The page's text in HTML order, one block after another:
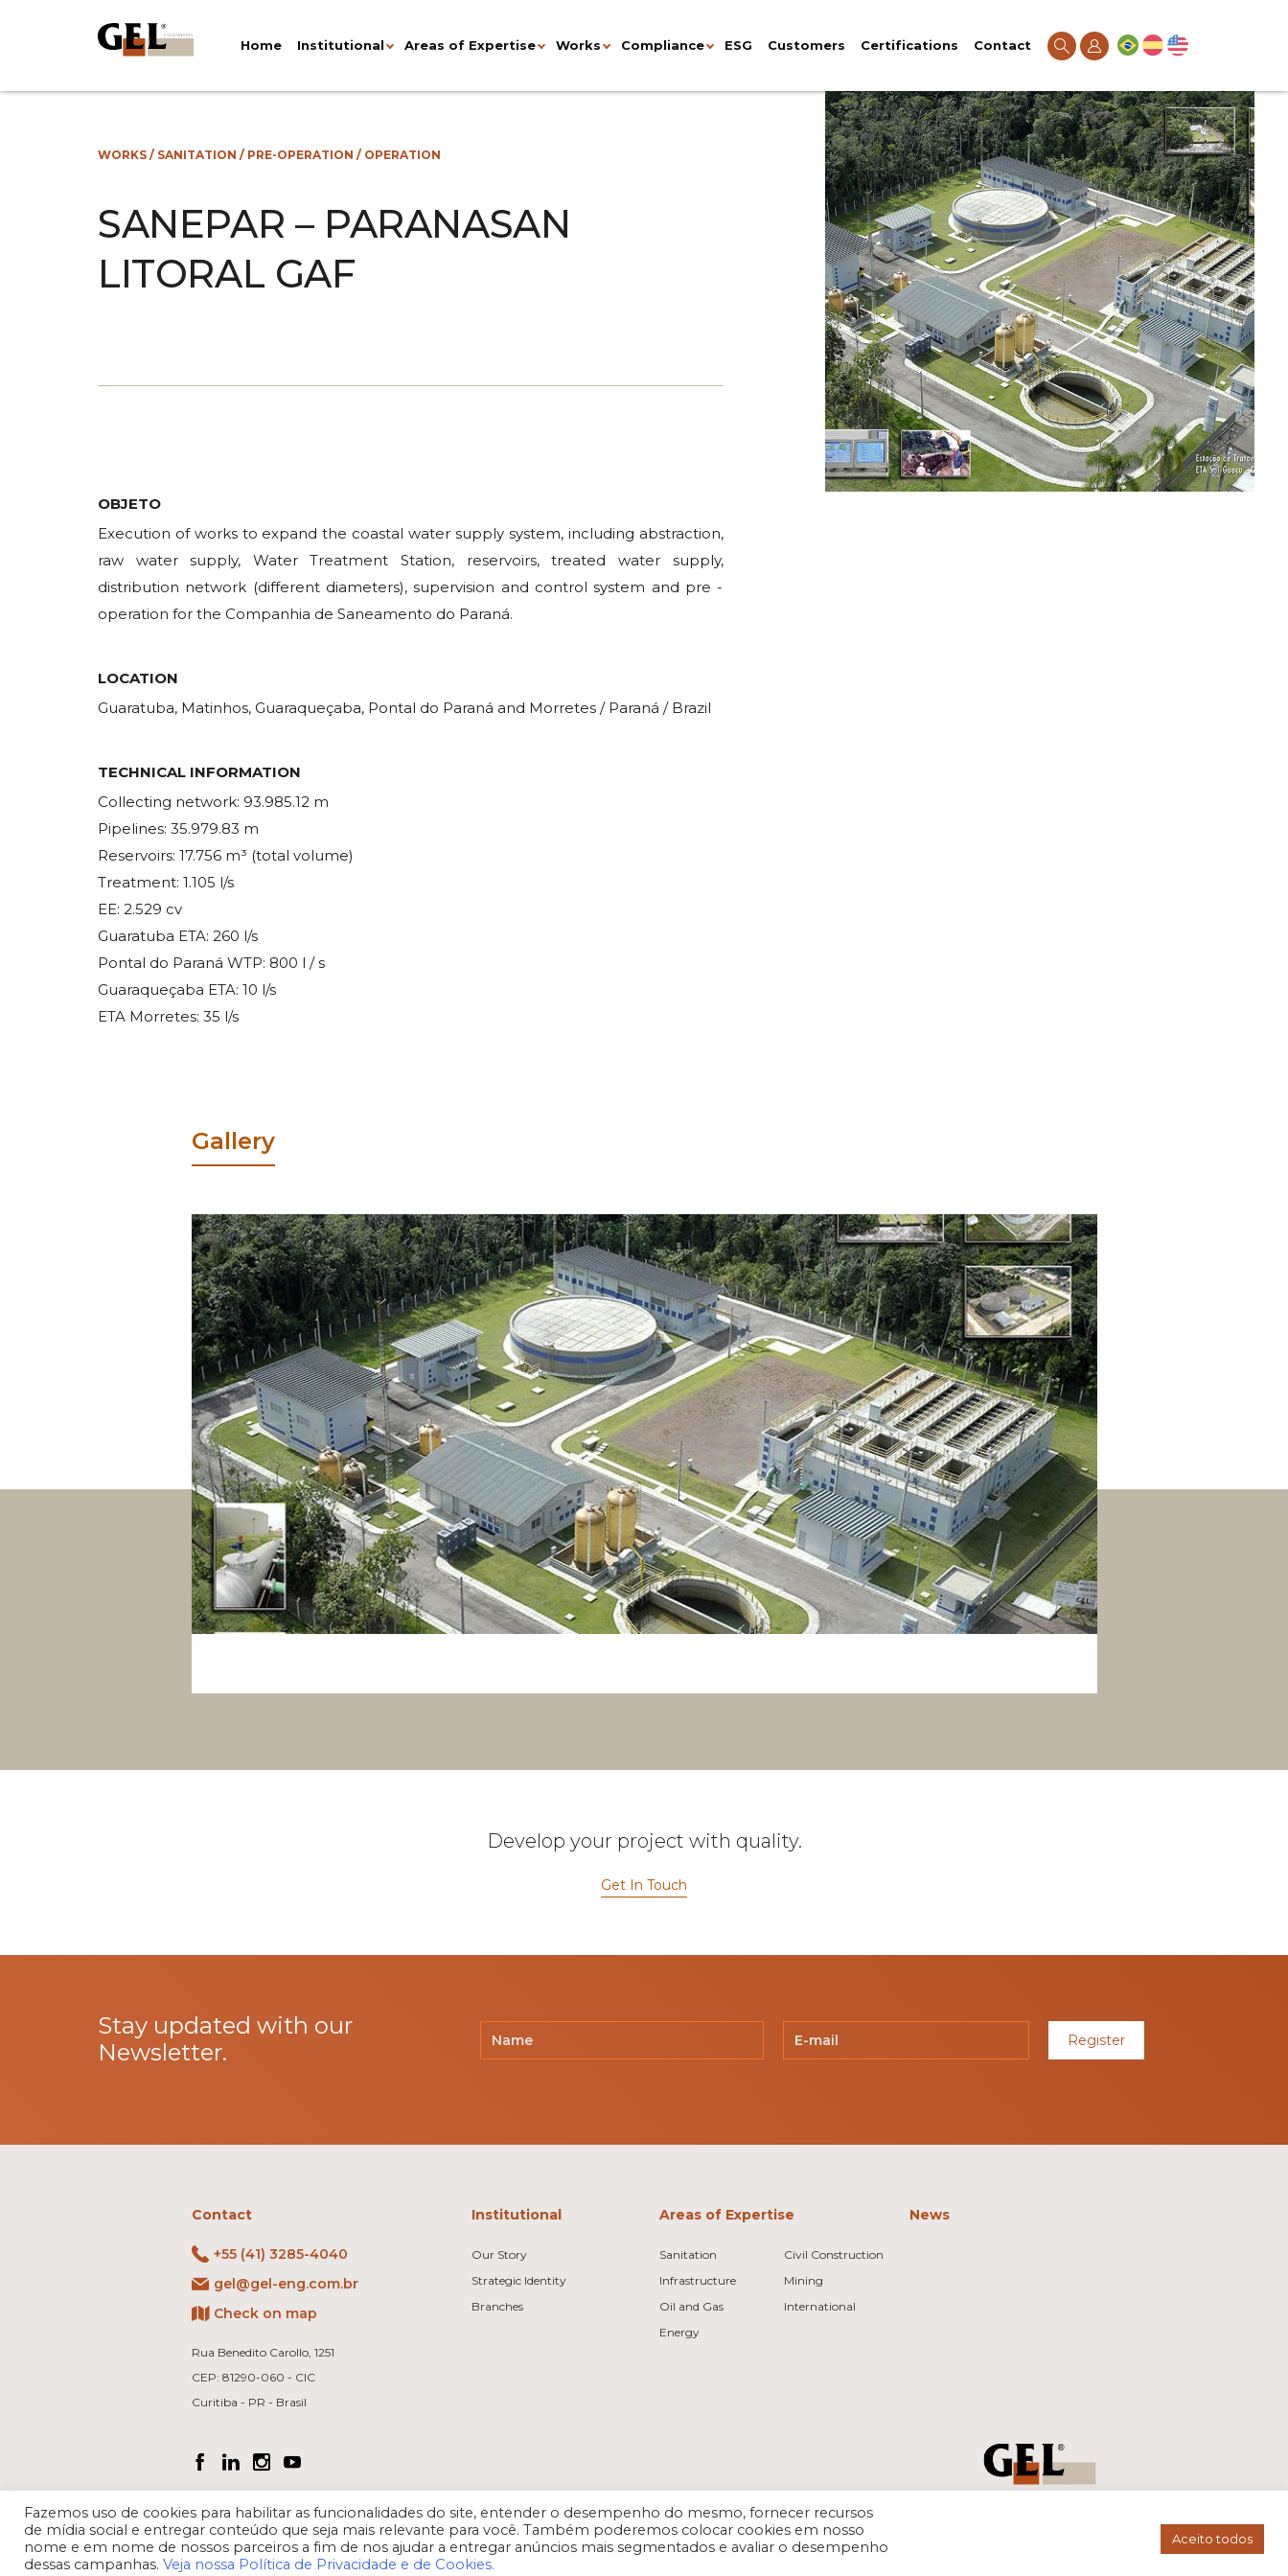
Home Institutional Areas of Expertise Works Compliance ESG Customers Certifications Contact
WORKS / SANITATION / PRE-OPERATION / OPERATION
SANEPAR – PARANASAN
LITORAL GAF
OBJETO
Execution of works to expand the coastal water supply system, including abstraction,
raw water supply, Water Treatment Station, reservoirs, treated water supply,
distribution network (different diameters), supervision and control system and pre -
operation for the Companhia de Saneamento do Paraná.
LOCATION
Guaratuba, Matinhos, Guaraqueçaba, Pontal do Paraná and Morretes / Paraná / Brazil
TECHNICAL INFORMATION
Collecting network: 93.985.12 m
Pipelines: 35.979.83 m
Reservoirs: 17.756 m³ (total volume)
Treatment: 1.105 l/s
EE: 2.529 cv
Guaratuba ETA: 260 l/s
Pontal do Paraná WTP: 800 l / s
Guaraqueçaba ETA: 10 l/s
ETA Morretes: 35 l/s
Gallery
Develop your project with quality.
Get In Touch
Stay updated with our
Newsletter.
Register
Contact
+55 (41) 3285-4040
gel@gel-eng.com.br
Check on map
Rua Benedito Carollo, 1251
CEP: 81290-060 - CIC
Curitiba - PR - Brasil
Institutional
Our Story
Strategic Identity
Branches
Areas of Expertise
Sanitation
Infrastructure
Oil and Gas
Energy
Civil Construction
Mining
International
News
Fazemos uso de cookies para habilitar as funcionalidades do site, entender o desempenho do mesmo, fornecer recursos
de mídia social e entregar conteúdo que seja mais relevante para você. Também poderemos colocar cookies em nosso
nome e em nome de nossos parceiros a fim de nos ajudar a entregar anúncios mais segmentados e avaliar o desempenho
dessas campanhas. Veja nossa Política de Privacidade e de Cookies.
Aceito todos